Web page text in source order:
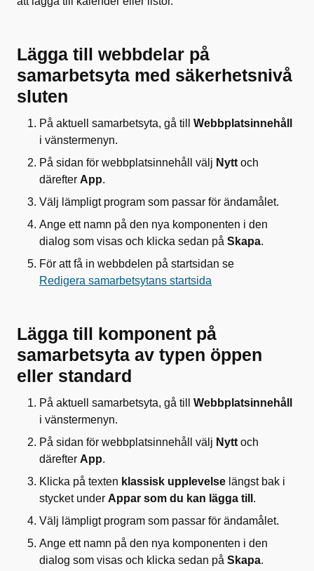
Lägga till webbdelar på
samarbetsyta med säkerhetsnivå
sluten
På aktuell samarbetsyta, gå till Webbplatsinnehåll
i vänstermenyn.
På sidan för webbplatsinnehåll välj Nytt och
därefter App.
Välj lämpligt program som passar för ändamålet.
Ange ett namn på den nya komponenten i den
dialog som visas och klicka sedan på Skapa.
För att få in webbdelen på startsidan se
Redigera samarbetsytans startsida
Lägga till komponent på
samarbetsyta av typen öppen
eller standard
På aktuell samarbetsyta, gå till Webbplatsinnehåll
i vänstermenyn.
På sidan för webbplatsinnehåll välj Nytt och
därefter App.
Klicka på texten klassisk upplevelse längst bak i
stycket under Appar som du kan lägga till .
Välj lämpligt program som passar för ändamålet.
Ange ett namn på den nya komponenten i den
dialog som visas och klicka sedan på Skapa.